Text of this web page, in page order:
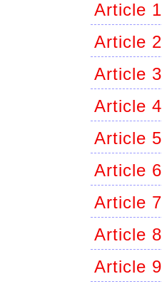
Article 1
Article 2
Article 3
Article 4
Article 5
Article 6
Article 7
Article 8
Article 9